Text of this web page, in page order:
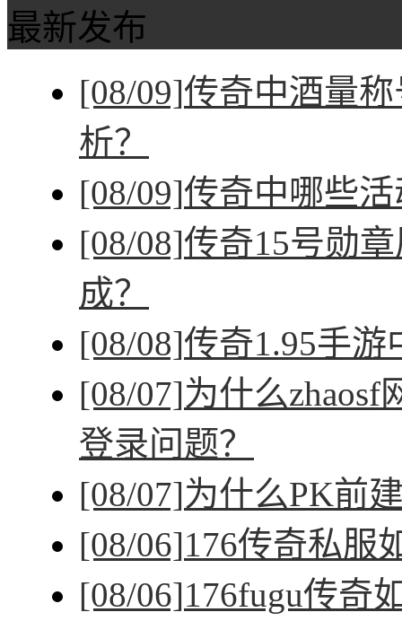
最新发布
[08/09]传奇中酒量
析？
[08/09]传奇中哪些
[08/08]传奇15号勋
成？
[08/08]传奇1.95手
[08/07]为什么
登录问题？
[08/07]为什么PK前
[08/06]176传奇私服
[08/06]176fugu传奇